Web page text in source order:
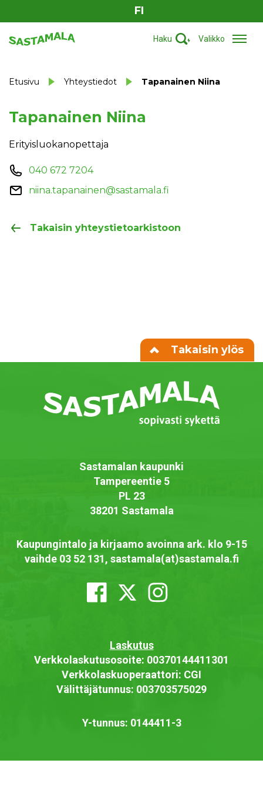
FI
Haku Valikko
Etusivu Yhteystiedot Tapanainen Niina
Tapanainen Niina
Erityisluokanopettaja
040 672 7204
niina.tapanainen@sastamala.fi
Takaisin yhteystietoarkistoon
Takaisin ylös
Sastamalan kaupunki
Tampereentie 5
PL 23
38201 Sastamala
Kaupungintalo ja kirjaamo avoinna ark. klo 9-15
vaihde 03 52 131, sastamala(at)sastamala.fi
Laskutus
Verkkolaskutusosoite: 00370144411301
Verkkolaskuoperaattori: CGI
Välittäjätunnus: 003703575029
Y-tunnus: 0144411-3